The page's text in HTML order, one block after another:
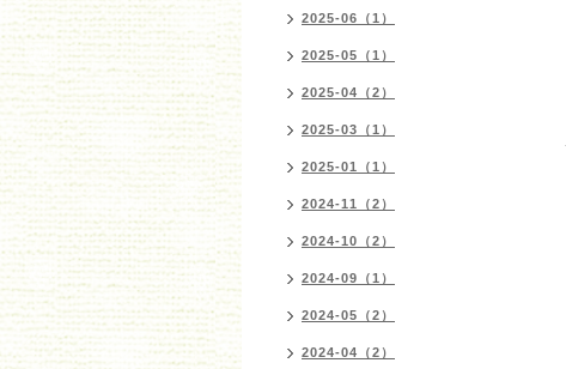
2025-06（1）
2025-05（1）
2025-04（2）
2025-03（1）
2025-01（1）
2024-11（2）
2024-10（2）
2024-09（1）
2024-05（2）
2024-04（2）